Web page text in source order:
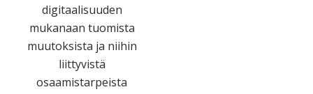
digitaalisuuden
mukanaan tuomista
muutoksista ja niihin
liittyvistä
osaamistarpeista